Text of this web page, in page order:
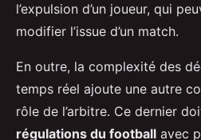
l’expulsion d’un joueur, qui
modifier l’issue d’un match.
En outre, la complexité des
temps réel ajoute une autre
rôle de l’arbitre. Ce dernier
régulations du football avec